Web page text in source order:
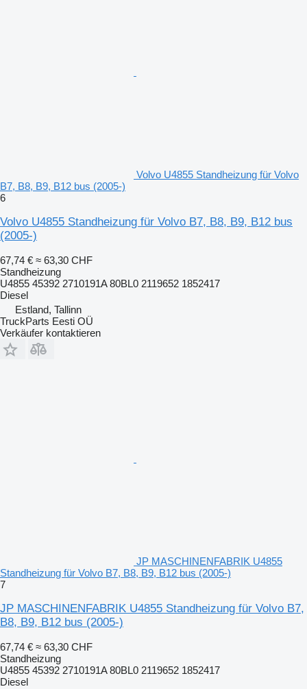
Volvo U4855 Standheizung für Volvo
B7, B8, B9, B12 bus (2005-)
6
Volvo U4855 Standheizung für Volvo B7, B8, B9, B12 bus
(2005-)
67,74 € ≈ 63,30 CHF
Standheizung
U4855 45392 2710191A 80BL0 2119652 1852417
Diesel
Estland, Tallinn
TruckParts Eesti OÜ
Verkäufer kontaktieren
JP MASCHINENFABRIK U4855
Standheizung für Volvo B7, B8, B9, B12 bus (2005-)
7
JP MASCHINENFABRIK U4855 Standheizung für Volvo B7,
B8, B9, B12 bus (2005-)
67,74 € ≈ 63,30 CHF
Standheizung
U4855 45392 2710191A 80BL0 2119652 1852417
Diesel